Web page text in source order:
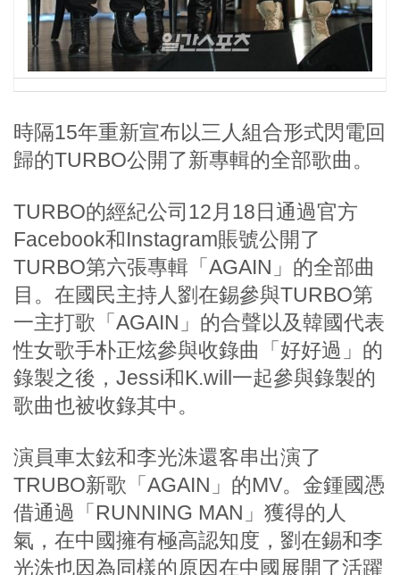
時隔15年重新宣布以三人組合形式閃電回
歸的TURBO公開了新專輯的全部歌曲。
TURBO的經紀公司12月18日通過官方
Facebook和Instagram賬號公開了
TURBO第六張專輯「AGAIN」的全部曲
目。在國民主持人劉在錫參與TURBO第
一主打歌「AGAIN」的合聲以及韓國代表
性女歌手朴正炫參與收錄曲「好好過」的
錄製之後，Jessi和K.will一起參與錄製的
歌曲也被收錄其中。
演員車太鉉和李光洙還客串出演了
TRUBO新歌「AGAIN」的MV。金鍾國憑
借通過「RUNNING MAN」獲得的人
氣，在中國擁有極高認知度，劉在錫和李
光洙也因為同樣的原因在中國展開了活躍